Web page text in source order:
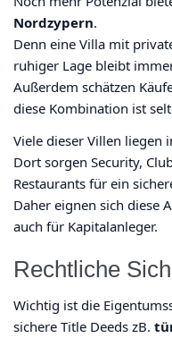
Nordzypern.
Denn eine Villa mit
ruhiger Lage bleibt
Außerdem schätzen
diese Kombination ist
Viele dieser Villen liegen
Dort sorgen Security,
Restaurants für ein
Daher eignen sich diese
auch für Kapitalanleger.
Rechtliche
Wichtig ist die
sichere Title Deeds zB.